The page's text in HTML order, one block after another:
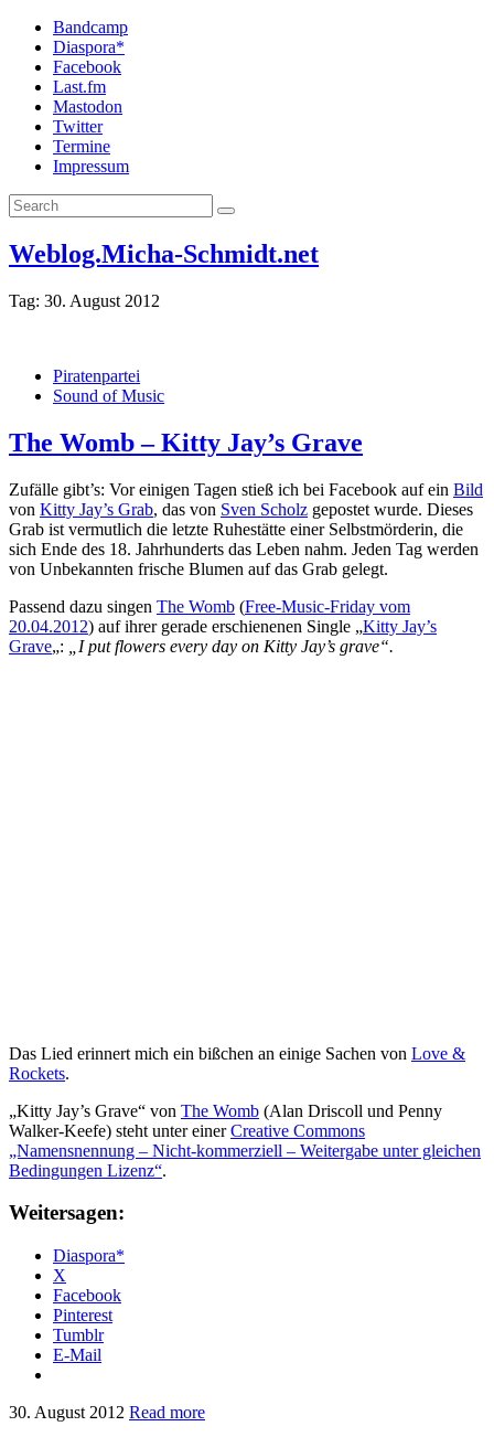
Bandcamp
Diaspora*
Facebook
Last.fm
Mastodon
Twitter
Termine
Impressum
Weblog.Micha-Schmidt.net
Tag: 30. August 2012
Piratenpartei
Sound of Music
The Womb – Kitty Jay’s Grave
Zufälle gibt’s: Vor einigen Tagen stieß ich bei Facebook auf ein Bild
von Kitty Jay’s Grab, das von Sven Scholz gepostet wurde. Dieses
Grab ist vermutlich die letzte Ruhestätte einer Selbstmörderin, die
sich Ende des 18. Jahrhunderts das Leben nahm. Jeden Tag werden
von Unbekannten frische Blumen auf das Grab gelegt.
Passend dazu singen The Womb (Free-Music-Friday vom
20.04.2012) auf ihrer gerade erschienenen Single „Kitty Jay’s
Grave„: „I put flowers every day on Kitty Jay’s grave“.
Das Lied erinnert mich ein bißchen an einige Sachen von Love &
Rockets.
„Kitty Jay’s Grave“ von The Womb (Alan Driscoll und Penny
Walker-Keefe) steht unter einerCreative Commons
„Namensnennung – Nicht-kommerziell – Weitergabe unter gleichen
Bedingungen Lizenz“.
Weitersagen:
Diaspora*
X
Facebook
Pinterest
Tumblr
E-Mail
30. August 2012 Read more